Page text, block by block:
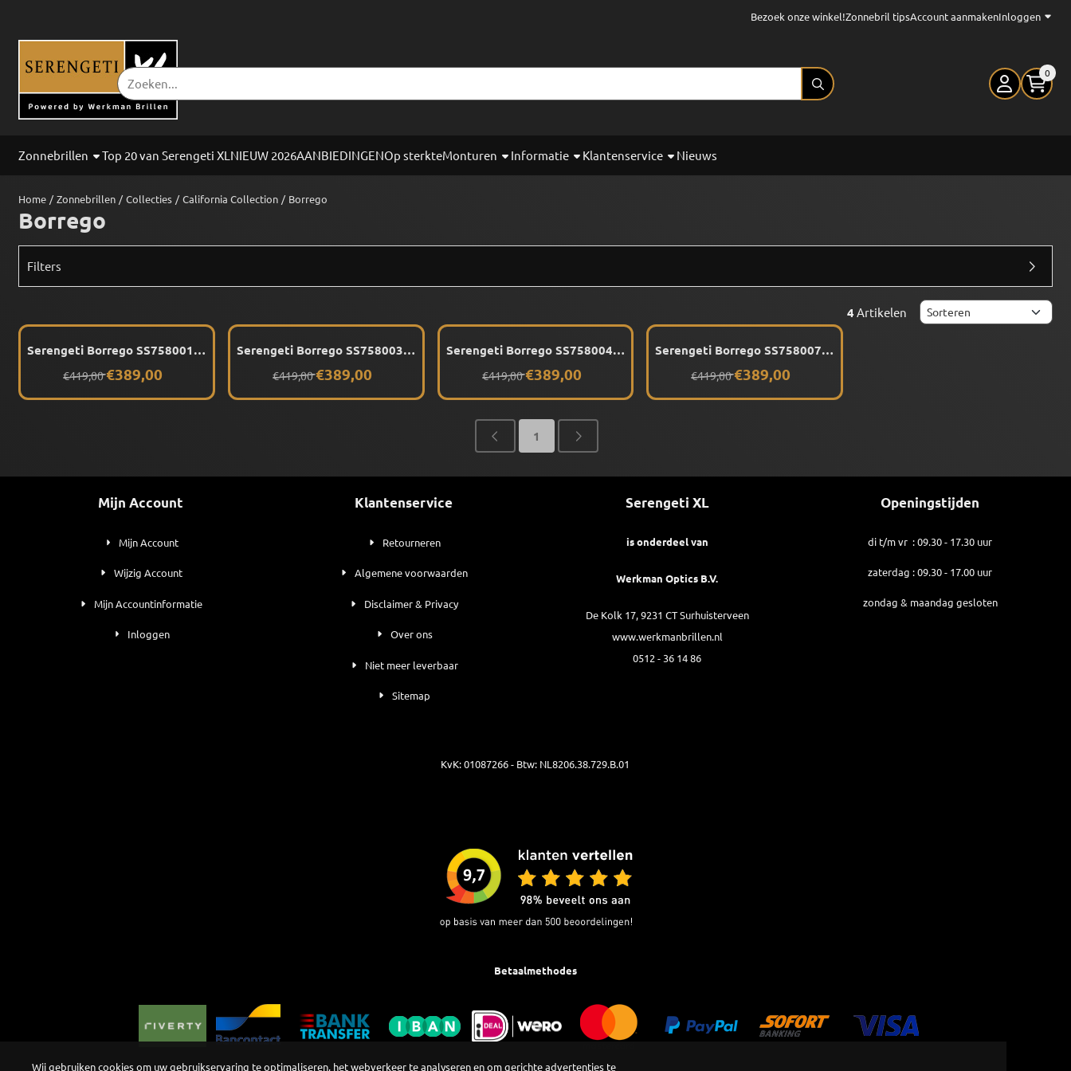
Bezoek onze winkel!Zonnebril tipsAccount aanmakenInloggen
Zoeken 0
Zonnebrillen Top 20 van Serengeti XL NIEUW 2026AANBIEDINGENOp sterkteMonturen Informatie Klantenservice Nieuws
Home / Zonnebrillen / Collecties / California Collection / Borrego
Borrego
Filters
4 Artikelen Sorteermethode
Serengeti Borrego SS758001
Van 419,00 voor 389,00
€419,00€389,00
Serengeti Borrego SS758003
Gepolariseerd
Van 419,00 voor 389,00
€419,00€389,00
Serengeti Borrego SS758004
Van 419,00 voor 389,00
€419,00€389,00
Serengeti Borrego SS758007
Van 419,00 voor 389,00
€419,00€389,00
1
Mijn Account
Mijn Account
Wijzig Account
Mijn Accountinformatie
Inloggen
Klantenservice
Retourneren
Algemene voorwaarden
Disclaimer & Privacy
Over ons
Niet meer leverbaar
Sitemap
Serengeti XL
is onderdeel van
Werkman Optics B.V.
De Kolk 17, 9231 CT Surhuisterveen
www.werkmanbrillen.nl
0512 - 36 14 86
Openingstijden
di t/m vr : 09.30 - 17.30 uur
zaterdag : 09.30 - 17.00 uur
zondag & maandag gesloten
KvK: 01087266 - Btw: NL8206.38.729.B.01
Betaalmethodes
Wij gebruiken cookies om uw gebruikservaring te optimaliseren, het webverkeer te analyseren en om gerichte advertenties te